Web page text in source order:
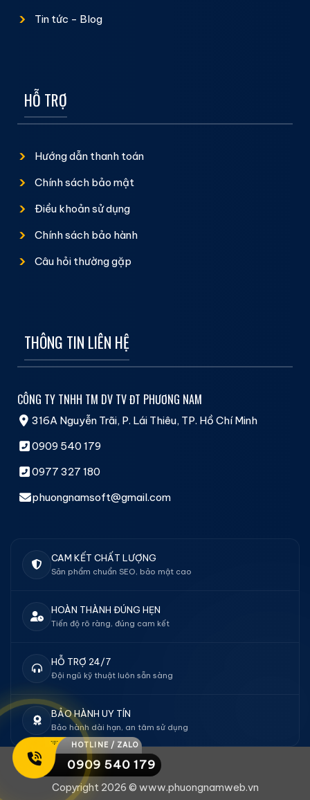
Tin tức - Blog
HỖ TRỢ
Hướng dẫn thanh toán
Chính sách bảo mật
Điều khoản sử dụng
Chính sách bảo hành
Câu hỏi thường gặp
THÔNG TIN LIÊN HỆ
CÔNG TY TNHH TM DV TV ĐT PHƯƠNG NAM
316A Nguyễn Trãi, P. Lái Thiêu, TP. Hồ Chí Minh
0909 540 179
0977 327 180
phuongnamsoft@gmail.com
CAM KẾT CHẤT LƯỢNG
Sản phẩm chuẩn SEO, bảo mật cao
HOÀN THÀNH ĐÚNG HẸN
Tiến độ rõ ràng, đúng cam kết
HỖ TRỢ 24/7
Đội ngũ kỹ thuật luôn sẵn sàng
BẢO HÀNH UY TÍN
Bảo hành dài hạn, an tâm sử dụng
HOTLINE / ZALO
0909 540 179
Copyright 2026 © www.phuongnamweb.vn